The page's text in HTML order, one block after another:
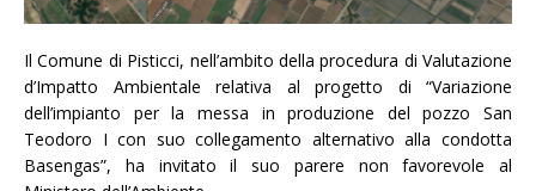
Il Comune di Pisticci, nell’ambito della procedura di Valutazione
d’Impatto Ambientale relativa al progetto di “Variazione
dell’impianto per la messa in produzione del pozzo San
Teodoro I con suo collegamento alternativo alla condotta
Basengas”, ha invitato il suo parere non favorevole al